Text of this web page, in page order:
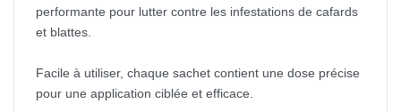
performante pour lutter contre les infestations de cafards
et blattes.
Facile à utiliser, chaque sachet contient une dose précise
pour une application ciblée et efficace.